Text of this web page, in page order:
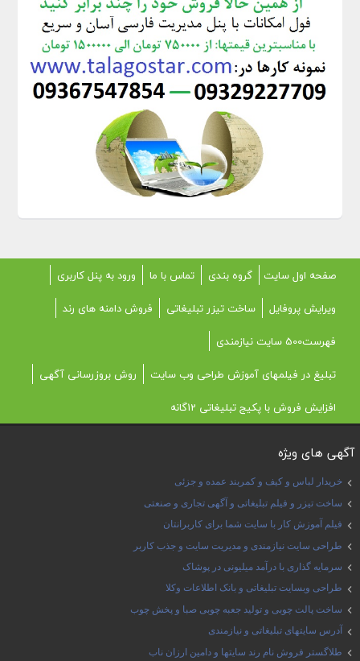
صفحه اول سایت گروه بندی تماس با ما
ورود به پنل کاربری
ویرایش پروفایل
ساخت تیزر تبلیغاتی
فروش دامنه های رند
فهرست500 سایت نیازمندی
تبلیغ در فیلمهای آموزش طراحی وب سایت
روش بروزرسانی آگهی
افزایش فروش با پکیج تبلیغاتی 12گانه
آگهی های ویژه
خریدار لباس و کیف و کمربند عمده و جزئی
ساخت تیزر و فیلم تبلیغاتی و آگهی تجاری و صنعتی
فیلم آموزش کار با سایت شما برای کاربرانتان
طراحی سایت نیازمندی و مدیریت سایت و جذب کاربر
سرمایه گذاری با درآمد میلیونی در پوشاک
طراحی وبسایت تبلیغاتی و بانک اطلاعات وکلا
ساخت پالت چوبی و تولید جعبه چوبی صبا و پخش چوب
آدرس سایتهای تبلیغاتی و نیازمندی
طلاگستر فروش نام رند سایتها و دامین ارزان ناب